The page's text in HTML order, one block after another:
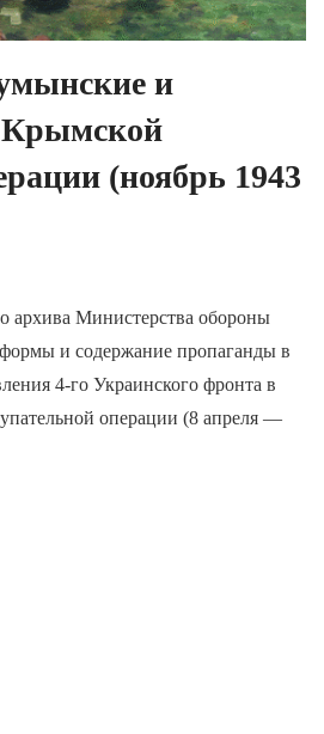
и
Крымской
(ноябрь 1943
архива Министерства обороны
и содержание пропаганды в
4-го Украинского фронта в
операции (8 апреля —